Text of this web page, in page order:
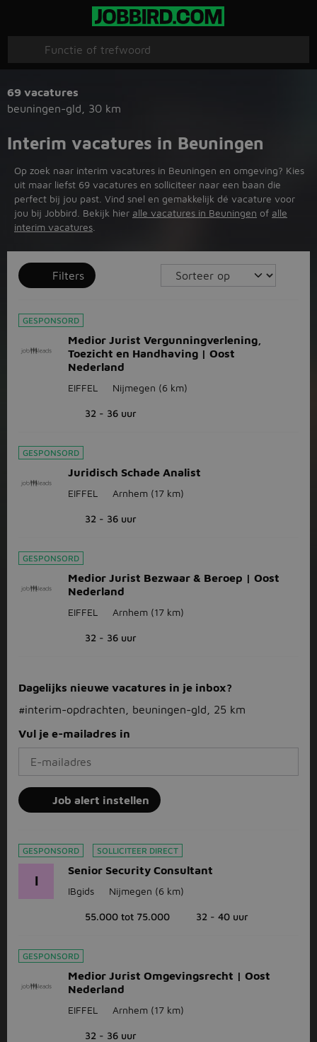
69 vacatures
beuningen-gld
30 km
Interim vacatures in Beuningen
Op zoek naar interim vacatures in Beuningen en omgeving? Kies
uit maar liefst 69 vacatures en solliciteer naar een baan die
perfect bij jou past. Vind snel en gemakkelijk dé vacature voor
jou bij Jobbird. Bekijk hier alle vacatures in Beuningen of alle
interim vacatures
Filters
GESPONSORD
Medior Jurist Vergunningverlening,
Toezicht en Handhaving | Oost
Nederland
EIFFEL Nijmegen (6 km)
32 - 36 uur
GESPONSORD
Juridisch Schade Analist
EIFFEL Arnhem (17 km)
32 - 36 uur
GESPONSORD
Medior Jurist Bezwaar & Beroep | Oost
Nederland
EIFFEL Arnhem (17 km)
32 - 36 uur
Dagelijks nieuwe vacatures in je inbox?
#interim-opdrachten, beuningen-gld, 25 km
Vul je e-mailadres in
Job alert instellen
GESPONSORD SOLLICITEER DIRECT
I
Senior Security Consultant
IBgids Nijmegen (6 km)
55.000 tot 75.000 32 - 40 uur
GESPONSORD
Medior Jurist Omgevingsrecht | Oost
Nederland
EIFFEL Arnhem (17 km)
32 - 36 uur